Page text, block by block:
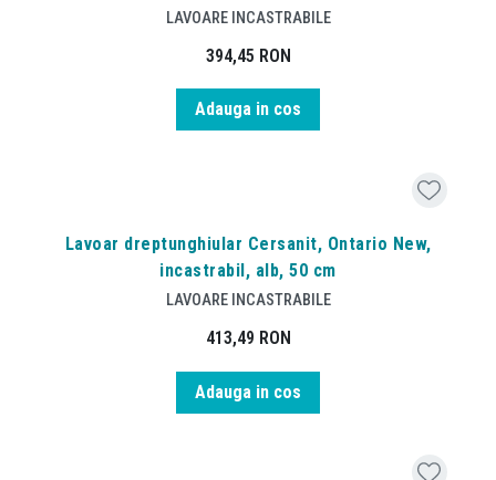
LAVOARE INCASTRABILE
394,45 RON
Adauga in cos
Lavoar dreptunghiular Cersanit, Ontario New,
incastrabil, alb, 50 cm
LAVOARE INCASTRABILE
413,49 RON
Adauga in cos